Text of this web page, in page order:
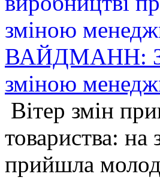
ВАЙДМАНН:
зміною
Вітер змін
товариства: на
прийшла